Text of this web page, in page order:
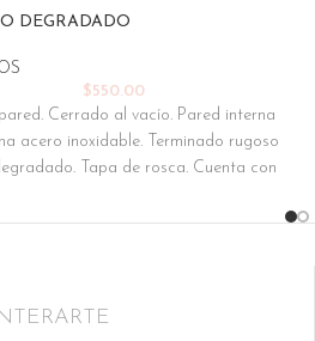
DEGRADADO
$550.00
Cerrado al vacío. Pared interna
acero inoxidable. Terminado rugoso
Tapa de rosca. Cuenta con